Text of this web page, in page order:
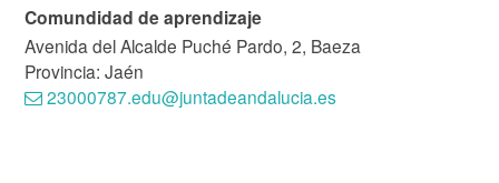
Comundidad de aprendizaje
Avenida del Alcalde Puché Pardo, 2, Baeza
Provincia: Jaén
23000787.edu@juntadeandalucia.es